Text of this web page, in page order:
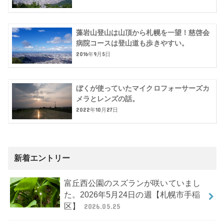
藻岩山登山は山頂から札幌を一望！慈啓会
病院コースは登山道も歩きやすい。
2016年9月5日
ぼくが使っていたマイクロフォーサーズカ
メラとレンズの話。
2022年10月27日
新着エントリー
富丘西公園のスズランが咲いていまし
た。2026年5月24日の週【札幌市手稲
区】
2026.05.25